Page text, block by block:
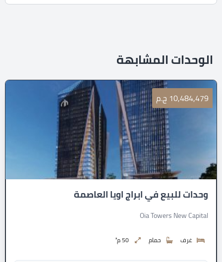
الوحدات المشابهة
10,484,479 ج.م
وحدات للبيع في ابراج اويا العاصمة
Oia Towers New Capital
غرف حمام 50 م²